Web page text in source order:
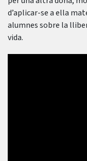
d’aplicar-se a ella
alumnes sobre la
vida.